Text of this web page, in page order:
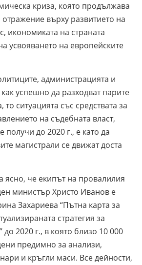
криза, която продължава
отражение върху развитието на
икономиката на страната
усвояването на европейските
администрацията и
успешно да разходват парите
то ситуацията със средствата за
на съдебната власт,
получи до 2020 г., е като да
магистрали се движат доста
ясно, че екипът на провалилия
министър Христо Иванов е
Захариева “Пътна карта за
стратегия за
2020 г., в която близо 10 000
предимно за анализи,
и кръгли маси. Все дейности,